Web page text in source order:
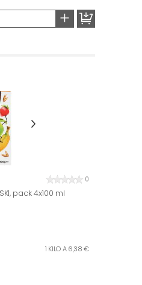
+
0
pack 4x100 ml
1 KILO A 6,38 €